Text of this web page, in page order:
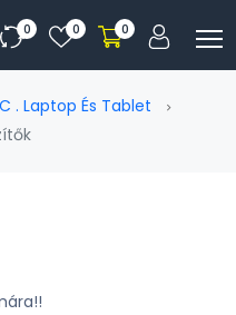
0 0 0
. Laptop És Tablet